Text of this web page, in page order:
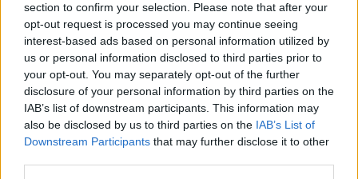
section to confirm your selection. Please note that after your
opt-out request is processed you may continue seeing
interest-based ads based on personal information utilized by
us or personal information disclosed to third parties prior to
your opt-out. You may separately opt-out of the further
disclosure of your personal information by third parties on the
IAB’s list of downstream participants. This information may
also be disclosed by us to third parties on the IAB’s List of
Downstream Participants that may further disclose it to other
Conclusioni: educare per trasformare
l’ambiente digitale
Limitare l’uso degli smartphone può essere un
tassello utile, ma non può essere l’unica risposta.
Un cambiamento sistemico richiede di lavorare